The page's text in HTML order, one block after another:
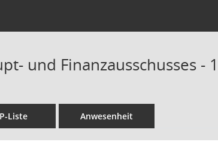
und Finanzausschusses -
Liste Anwesenheit